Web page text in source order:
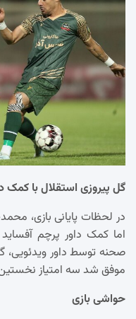
گل پیروزی استقلال با کمک
در لحظات پایانی بازی،
اما کمک داور پرچم
صحنه توسط داور
موفق شد سه امتیاز
حواشی بازی